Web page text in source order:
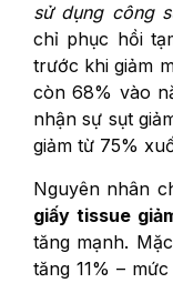
sử dụng công
chỉ phục hồi
trước khi giảm
còn 68% vào
nhận sự sụt
giảm từ 75%
Nguyên nhân
giấy tissue
tăng mạnh.
tăng 11% –